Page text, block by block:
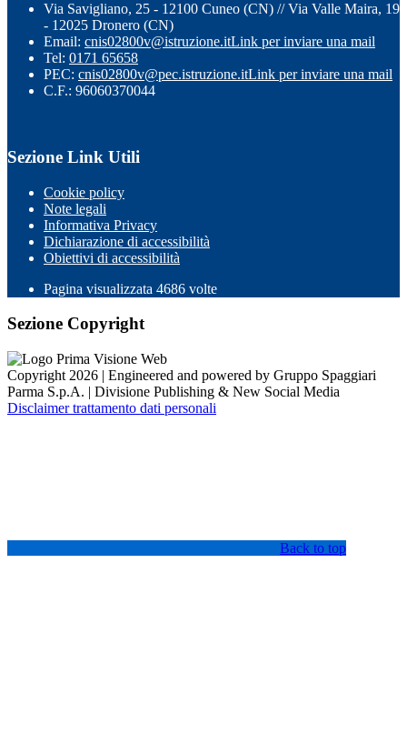
Via Savigliano, 25 - 12100 Cuneo (CN) // Via Valle Maira, 19
- 12025 Dronero (CN)
Email: cnis02800v@istruzione.itLink per inviare una mail
Tel: 0171 65658
PEC: cnis02800v@pec.istruzione.itLink per inviare una mail
C.F.: 96060370044
Sezione Link Utili
Cookie policy
Note legali
Informativa Privacy
Dichiarazione di accessibilità
Obiettivi di accessibilità
Pagina visualizzata 4686 volte
Sezione Copyright
Copyright 2026 | Engineered and powered by Gruppo Spaggiari
Parma S.p.A. | Divisione Publishing & New Social Media
Disclaimer trattamento dati personali
Back to top